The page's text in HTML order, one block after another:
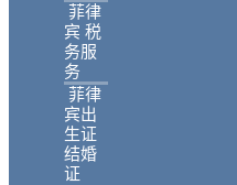
菲律
宾 税
务服
务
菲律
宾出
生证
结婚
证